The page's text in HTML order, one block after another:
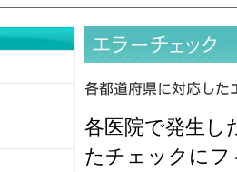
各医院で発生し
たチェックに